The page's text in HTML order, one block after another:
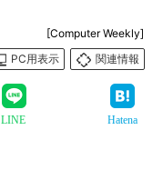
[Computer Weekly]
PC用表示
関連情報
LINE Hatena